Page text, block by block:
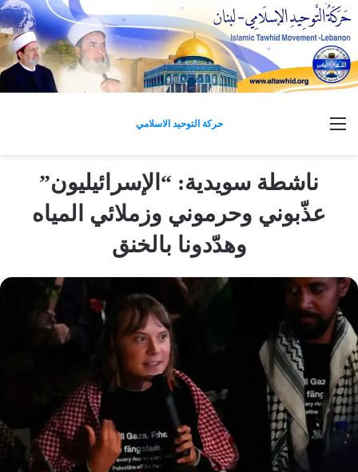
حركة التوحيد الاسلامي القائمة
ناشطة سويدية: “الإسرائيليون”
عذّبوني وحرموني وزملائي المياه
وهدّدونا بالخنق